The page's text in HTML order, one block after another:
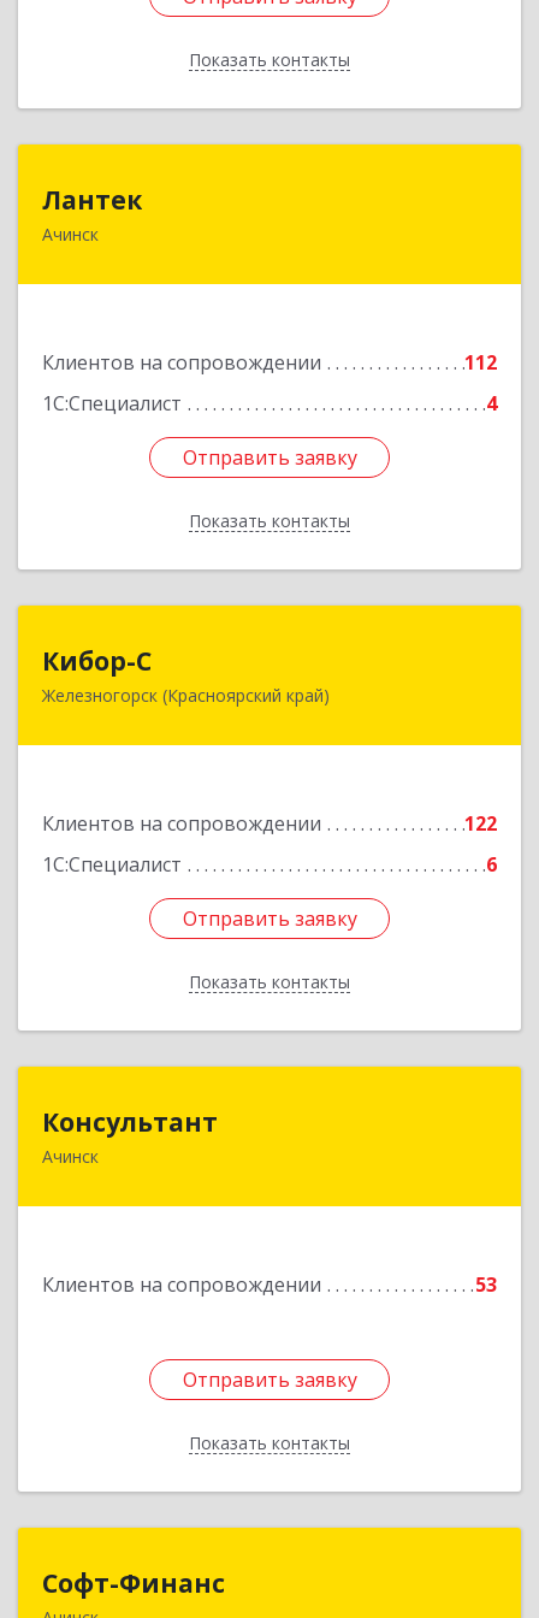
Показать контакты
Назад
Лантек
Ачинск
Клиентов на сопровождении
112
1С:Специалист
4
Отправить заявку
Показать контакты
Отправить заявку
Назад
Кибор-С
Железногорск (Красноярский край)
Клиентов на сопровождении
122
1С:Специалист
6
Отправить заявку
Показать контакты
662973, Красноярский край, Железногорск г,
Отправить заявку
Назад
Консультант
Ачинск
Клиентов на сопровождении 53
Отправить заявку
Показать контакты
662159, Красноярский край, Ачинск г, Юго-
Отправить заявку
Назад
Софт-Финанс